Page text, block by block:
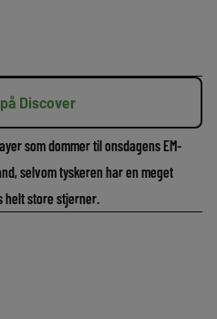
Discover
som dommer til onsdagens EM-
selvom tyskeren har en meget
helt store stjerner.